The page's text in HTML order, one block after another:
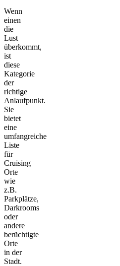
Wenn
einen
die
Lust
überkommt,
ist
diese
Kategorie
der
richtige
Anlaufpunkt.
Sie
bietet
eine
umfangreiche
Liste
für
Cruising
Orte
wie
z.B.
Parkplätze,
Darkrooms
oder
andere
berüchtigte
Orte
in der
Stadt.